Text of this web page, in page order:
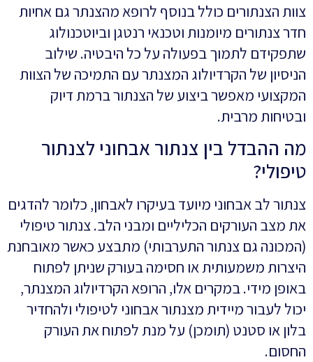
צוות הצנתורים כולל בנוסף לרופא מהצנתר גם אחיות
חדר צנתורים מיומנות וטכנאי רנטגן וביוטכנולוג
שתפקידם לתמוך בפעולה על כל היבטיה. שילוב
הניסיון של הקרדיולוג המצנתר עם התמיכה של הצוות
המקצועי מאפשר ביצוע של הצנתור ברמת דיוק
ובטיחות מרבית.
מה ההבדל בין צנתור אבחוני לצנתור
טיפולי?
צנתור לב אבחוני מיועד בעיקרו לאבחון, כלומר להדגים
את מצב העורקים הכליליים ומבני הלב. צנתור טיפולי
(המכונה גם צנתור התערבותי) מתבצע כאשר מאובחנת
היצרות משמעותית או חסימה בעורק שניתן לפתוח
באופן מידי. במקרים אלו, הרופא הקרדיולוג המצנתר,
יכול לעבור מיידית מצנתור אבחוני לטיפולי ולהחדיר
בלון או סטנט (תומכן) על מנת לפתוח את העורק
החסום.